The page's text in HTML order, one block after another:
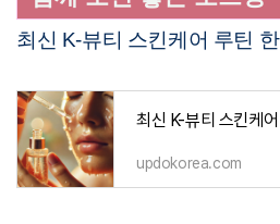
최신 K-뷰티 스킨케어 루틴
최신 K-뷰티 스킨케
updokorea.com